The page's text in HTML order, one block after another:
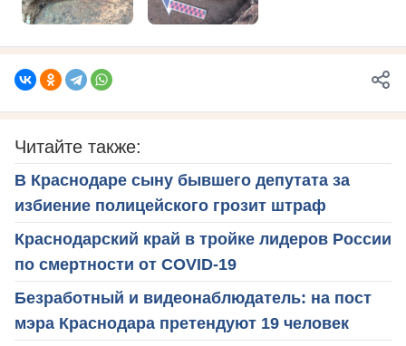
Читайте также:
В Краснодаре сыну бывшего депутата за
избиение полицейского грозит штраф
Краснодарский край в тройке лидеров России
по смертности от COVID-19
Безработный и видеонаблюдатель: на пост
мэра Краснодара претендуют 19 человек